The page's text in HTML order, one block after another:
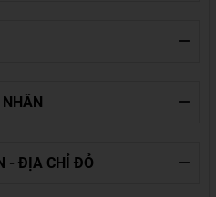
- ĐỊA CHỈ ĐỎ